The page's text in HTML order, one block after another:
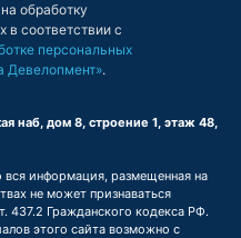
обработку
в соответствии с
персональных
Девелопмент».
наб, дом 8, строение 1, этаж 48,
информация, размещенная на
не может признаваться
437.2 Гражданского кодекса РФ.
этого сайта возможно с